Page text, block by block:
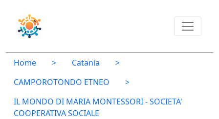
Home > Catania
>
CAMPOROTONDO ETNEO
>
IL MONDO DI MARIA MONTESSORI - SOCIETA'
COOPERATIVA SOCIALE